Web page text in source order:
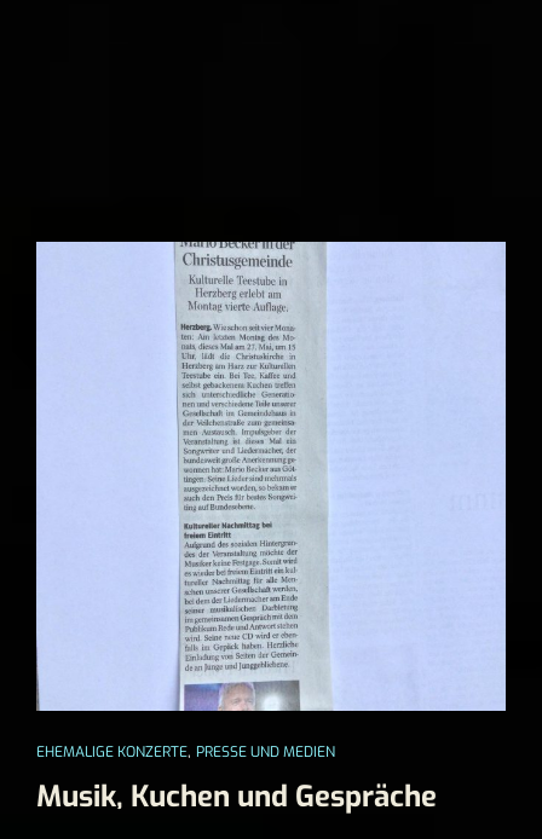
EHEMALIGE KONZERTE, PRESSE UND MEDIEN
Musik, Kuchen und Gespräche